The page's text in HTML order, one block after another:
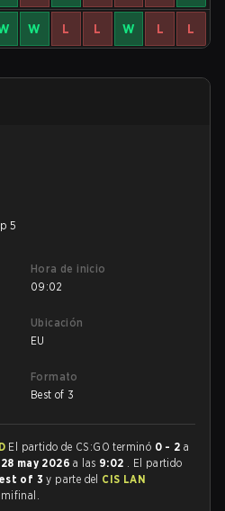
W L L W L L
5
Hora de inicio
09:02
Ubicación
EU
Formato
Best of 3
El partido de CS:GO terminó 0 - 2 a
28 may 2026a las 9:02 . El partido
of 3y parte del CIS LAN